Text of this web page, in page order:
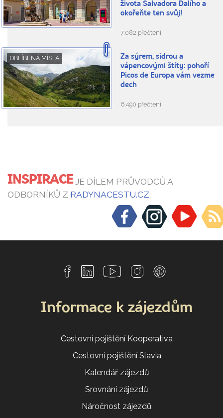
života Salvadora Dalího a
okořeňte ten svůj!
7.082 přečtení
OBLÍBENÁ MÍSTA
Za sýrem, sidrou a
vápencovými štíty: pohoří
Picos de Europa vám vezme
dech
6.490 přečtení
INSPIRACEJE DÍLEM PRŮVODCŮ A
ODBORNÍKŮ Z RADYNACESTU.CZ
Informace k zájezdům
Cestovní pojištění Kooperativa
Cestovní pojištění Slavia
Kalendář zájezdů
Srovnání zájezdů
Náročnost zájezdů